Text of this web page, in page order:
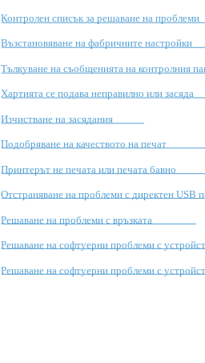
Контролен списък за решаване на проблеми
Възстановяване на фабричните настройки
Тълкуване на съобщенията на контролния
Хартията се подава неправилно или засяда
Изчистване на засядания
Подобряване на качеството на печат
Принтерът не печата или печата бавно
Отстраняване на проблеми с директен USB
Решаване на проблеми с връзката
Решаване на софтуерни проблеми с
Решаване на софтуерни проблеми с